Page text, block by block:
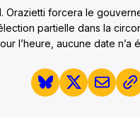
Orazietti forcera le
partielle dans la
l’heure, aucune date n’a